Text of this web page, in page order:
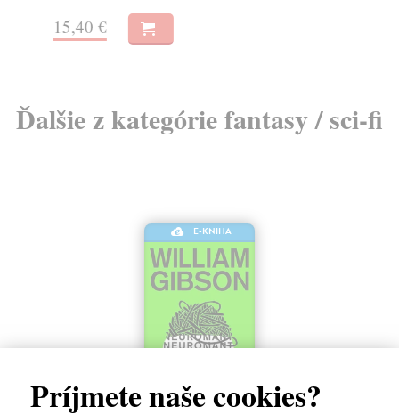
Príjmete naše cookies?
15,40 €
Ďalšie z kategórie fantasy / sci-fi
E-KNIHA